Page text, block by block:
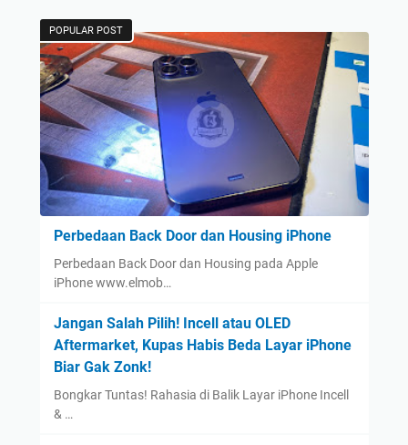
POPULAR POST
Perbedaan Back Door dan Housing iPhone
Perbedaan Back Door dan Housing pada Apple
iPhone www.elmob…
Jangan Salah Pilih! Incell atau OLED
Aftermarket, Kupas Habis Beda Layar iPhone
Biar Gak Zonk!
Bongkar Tuntas! Rahasia di Balik Layar iPhone Incell
& …